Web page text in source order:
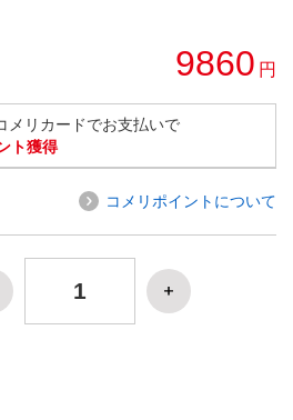
9860 円
メリカードでお支払いで
ト獲得
コメリポイントについて